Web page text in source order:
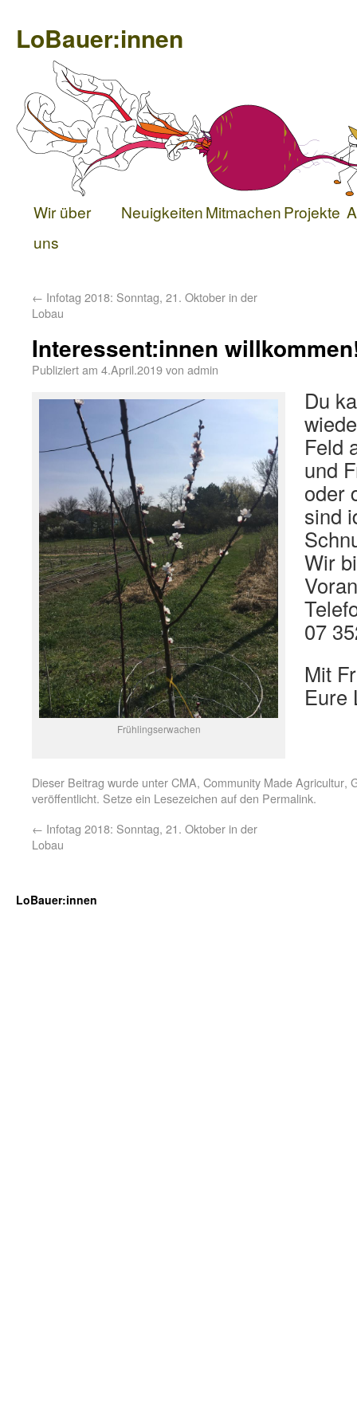
LoBauer:innen
Wir über
uns
NeuigkeitenMitmachenProjekte
← Infotag 2018: Sonntag, 21. Oktober in der
Lobau
Interessent:innen
Publiziert am 4.April.2019von admin
Frühlingserwachen
Du
Feld
und
oder
sind
Wir
07
Mit
Eure
Dieser Beitrag wurde unterCMA, Community Made Agricultur,
veröffentlicht. Setze ein Lesezeichen auf den Permalink.
← Infotag 2018: Sonntag, 21. Oktober in der
Lobau
LoBauer:innen